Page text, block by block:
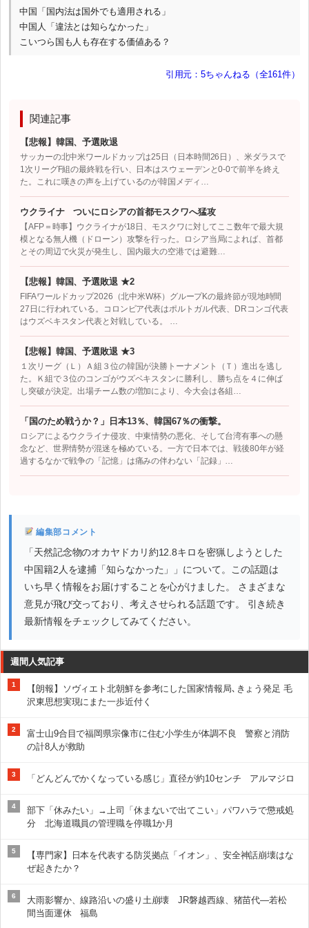
中国「国内法は国外でも適用される」
中国人「違法とは知らなかった」
こいつら国も人も存在する価値ある？
引用元：5ちゃんねる（全161件）
関連記事
【悲報】韓国、予選敗退
サッカーの北中米ワールドカップは25日（日本時間26日）、米ダラスで
1次リーグF組の最終戦を行い、日本はスウェーデンと0-0で前半を終え
た。これに嘆きの声を上げているのが韓国メディ…
ウクライナ ついにロシアの首都モスクワへ猛攻
【AFP＝時事】ウクライナが18日、モスクワに対してここ数年で最大規
模となる無人機（ドローン）攻撃を行った。ロシア当局によれば、首都
とその周辺で火災が発生し、国内最大の空港では避難…
【悲報】韓国、予選敗退 ★2
FIFAワールドカップ2026（北中米W杯）グループKの最終節が現地時間
27日に行われている。コロンビア代表はポルトガル代表、DRコンゴ代表
はウズベキスタン代表と対戦している。 …
【悲報】韓国、予選敗退 ★3
１次リーグ（Ｌ）Ａ組３位の韓国が決勝トーナメント（Ｔ）進出を逃し
た。Ｋ組で３位のコンゴがウズベキスタンに勝利し、勝ち点を４に伸ば
し突破が決定。出場チーム数の増加により、今大会は各組…
「国のため戦うか？」日本13％、韓国67％の衝撃。
ロシアによるウクライナ侵攻、中東情勢の悪化、そして台湾有事への懸
念など、世界情勢が混迷を極めている。一方で日本では、戦後80年が経
過するなかで戦争の「記憶」は痛みの伴わない「記録」…
編集部コメント
「天然記念物のオカヤドカリ約12.8キロを密猟しようとした
中国籍2人を逮捕「知らなかった」」について。この話題は
いち早く情報をお届けすることを心がけました。 さまざまな
意見が飛び交っており、考えさせられる話題です。 引き続き
最新情報をチェックしてみてください。
週間人気記事
1
【朗報】ソヴィエト北朝鮮を参考にした国家情報局､きょう発足 毛
沢東思想実現にまた一歩近付く
2
富士山9合目で福岡県宗像市に住む小学生が体調不良 警察と消防
の計8人が救助
3 「どんどんでかくなっている感じ」直径が約10センチ アルマジロ
4
部下「休みたい」→上司「休まないで出てこい」パワハラで懲戒処
分 北海道職員の管理職を停職1か月
5
【専門家】日本を代表する防災拠点「イオン」、安全神話崩壊はな
ぜ起きたか？
6
大雨影響か、線路沿いの盛り土崩壊 JR磐越西線、猪苗代―若松
間当面運休 福島